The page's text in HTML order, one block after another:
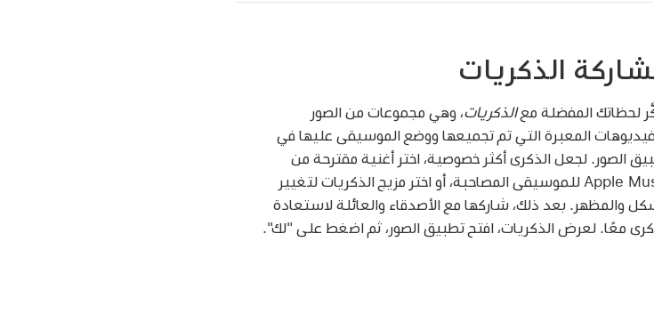
الذكريات
لحظاتك المفضلة معالذكريات، وهي مجموعات من الصور
المعبرة التي تم تجميعها ووضع الموسيقى عليها في
الصور. لجعل الذكرى أكثر خصوصية، اختر أغنية مقترحة من
Apple Music للموسيقى المصاحبة، أو اختر مزيج الذكريات لتغيير
والمظهر. بعد ذلك، شاركها مع الأصدقاء والعائلة لاستعادة
معًا. لعرض الذكريات، افتح تطبيق الصور، ثم اضغط على "لك".